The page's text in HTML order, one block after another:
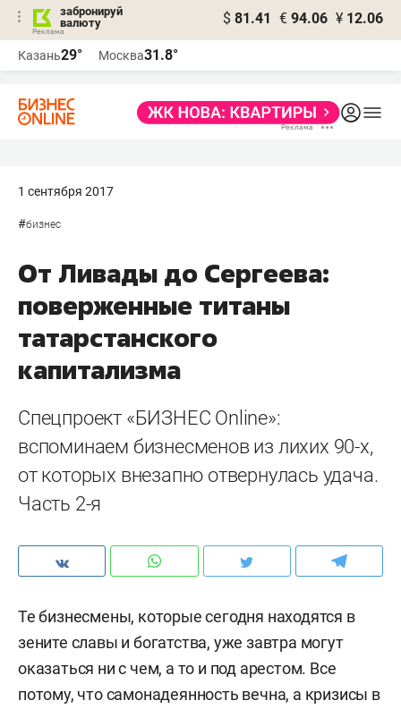
забронируй
валюту
$ 81.41 € 94.06 ¥ 12.06
Казань29° Москва31.8°
1 сентября 2017
#бизнес
От Ливады до Сергеева:
поверженные титаны
татарстанского
капитализма
Спецпроект «БИЗНЕС Online»:
вспоминаем бизнесменов из лихих 90-х,
от которых внезапно отвернулась удача.
Часть 2-я
Те бизнесмены, которые сегодня находятся в
зените славы и богатства, уже завтра могут
оказаться ни с чем, а то и под арестом. Все
потому, что самонадеянность вечна, а кризисы в